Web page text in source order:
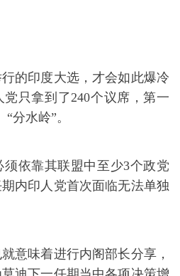
的印度大选，才会如此爆冷
只拿到了240个议席，第一
分水岭”。
依靠其联盟中至少3个政党
内印人党首次面临无法单独
意味着进行内阁部长分享，